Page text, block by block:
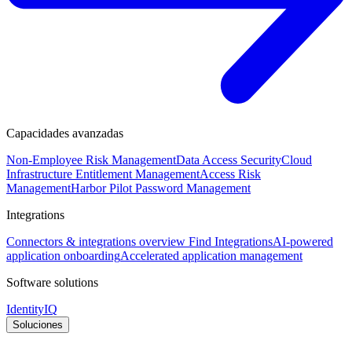
Capacidades avanzadas
Non-Employee Risk ManagementData Access SecurityCloud
Infrastructure Entitlement ManagementAccess Risk
ManagementHarbor Pilot Password Management
Integrations
Connectors & integrations overview Find IntegrationsAI-powered
application onboardingAccelerated application management
Software solutions
IdentityIQ
Soluciones